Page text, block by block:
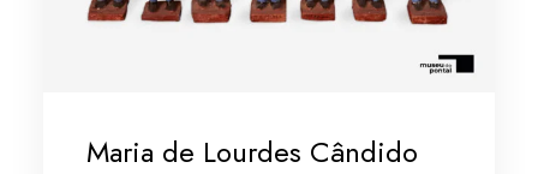
Maria de Lourdes Cândido